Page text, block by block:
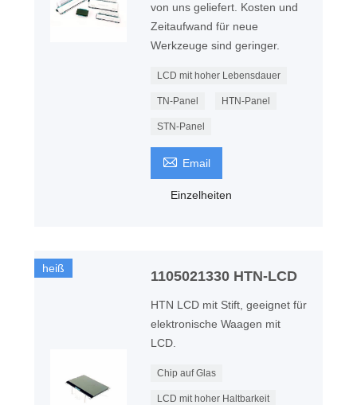
von uns geliefert. Kosten und
Zeitaufwand für neue
Werkzeuge sind geringer.
LCD mit hoher Lebensdauer
TN-Panel HTN-Panel
STN-Panel
 Email
Einzelheiten
heiß 1105021330 HTN-LCD
HTN LCD mit Stift, geeignet für
elektronische Waagen mit
LCD.
Chip auf Glas
LCD mit hoher Haltbarkeit